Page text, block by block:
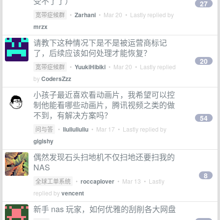
宽带症候群 • Zarhani • Mar 20 • Lastly replied by
mrzx
27
请教下这种情况下是不是被运营商标记
了，后续应该如何处理才能恢复？
宽带症候群 • YuukiHibiki • Mar 20 • Lastly replied
byCodersZzz
20
小孩子最近喜欢看动画片，我希望可以控
制他能看哪些动画片，腾讯视频之类的做
不到，有解决方案吗？
问与答 • liuliuliuliu • Mar 17 • Lastly replied by
gigishy
54
偶然发现石头扫地机不仅扫地还要扫我的
NAS
全球工单系统 • roccaplover • Mar 13 • Lastly
replied byvencent
8
新手 nas 玩家，如何优雅的刮削各大网盘